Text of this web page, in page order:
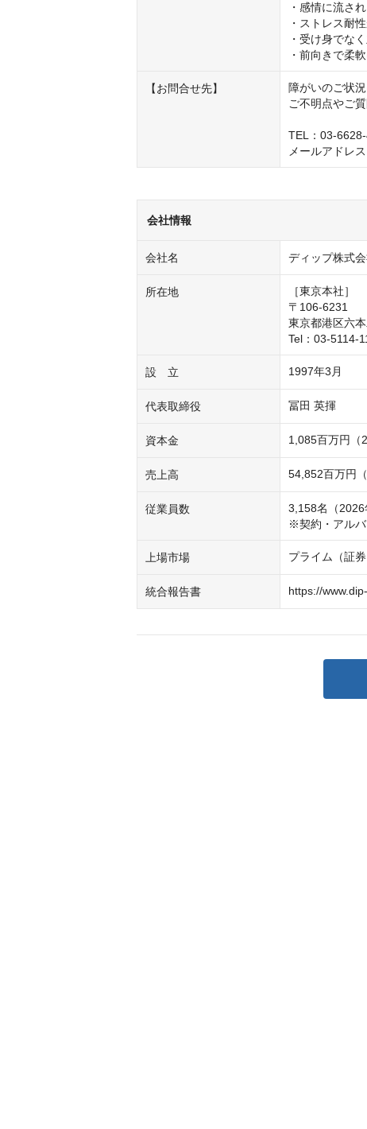
・感情に流さ
・ストレス耐
・受け身でな
・前向きで柔
【お問合せ先】
障がいのご状
ご不明点やご
TEL：03-6628-
メールアドレ
会社情報
会社名 ディップ株式
所在地
［東京本社］
〒106-6231
東京都港区六
Tel：03-5114-
設 立 1997年3月
代表取締役 冨田 英揮
資本金 1,085百万円（
売上高 54,852百万円
従業員数
3,158名（2026
※契約・アルバ
上場市場 プライム（証
統合報告書 https://